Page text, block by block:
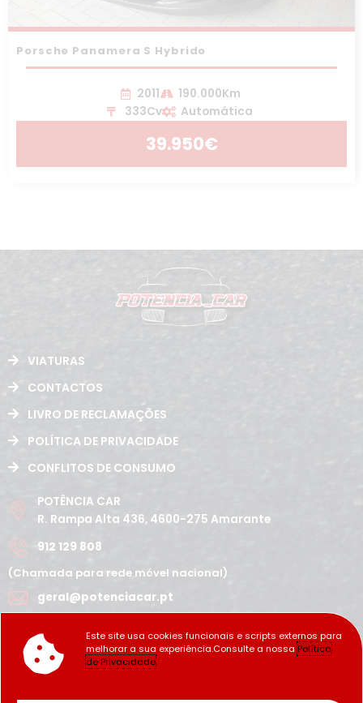
Porsche Panamera S Hybrido
2011
190.000Km
333Cv
Automática
39.950€
VIATURAS
CONTACTOS
LIVRO DE RECLAMAÇÕES
POLÍTICA DE PRIVACIDADE
CONFLITOS DE CONSUMO
POTÊNCIA CAR
R. Rampa Alta 436, 4600-275 Amarante
912 129 808
(Chamada para rede móvel nacional)
geral@potenciacar.pt
10:00h - 12:30h | 14h 19:30h
Domingo
Fechado
Este site usa cookies funcionais e scripts externos para
melhorar a sua experiência.Consulte a nossaPolítica
de Privacidade